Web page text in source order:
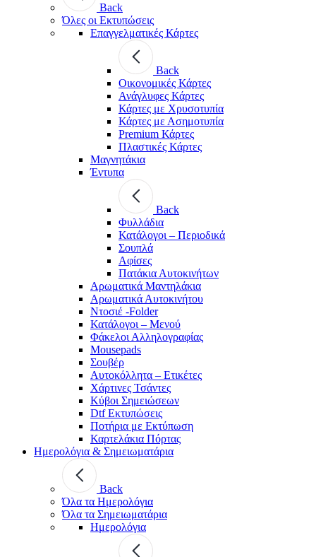
Back
Όλες οι Εκτυπώσεις
Επαγγελματικές Κάρτες
Back
Οικονομικές Κάρτες
Ανάγλυφες Κάρτες
Κάρτες με Χρυσοτυπία
Κάρτες με Ασημοτυπία
Premium Κάρτες
Πλαστικές Κάρτες
Μαγνητάκια
Έντυπα
Back
Φυλλάδια
Κατάλογοι – Περιοδικά
Σουπλά
Αφίσες
Πατάκια Αυτοκινήτων
Αρωματικά Μαντηλάκια
Αρωματικά Αυτοκινήτου
Ντοσιέ -Folder
Κατάλογοι – Μενού
Φάκελοι Αλληλογραφίας
Mousepads
Σουβέρ
Αυτοκόλλητα – Ετικέτες
Χάρτινες Τσάντες
Κύβοι Σημειώσεων
Dtf Εκτυπώσεις
Ποτήρια με Εκτύπωση
Καρτελάκια Πόρτας
Ημερολόγια & Σημειωματάρια
Back
Όλα τα Ημερολόγια
Όλα τα Σημειωματάρια
Ημερολόγια